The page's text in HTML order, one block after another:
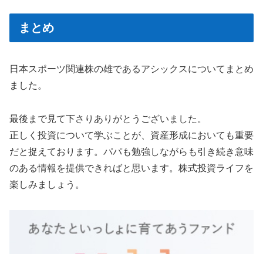
まとめ
日本スポーツ関連株の雄であるアシックスについてまとめ
ました。
最後まで見て下さりありがとうございました。
正しく投資について学ぶことが、資産形成においても重要
だと捉えております。パパも勉強しながらも引き続き意味
のある情報を提供できればと思います。株式投資ライフを
楽しみましょう。